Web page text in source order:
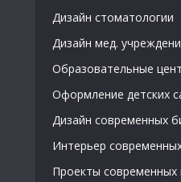
Дизайн стоматологии
Дизайн мед.
Образовательные
Оформление детских
Дизайн современных
Интерьер
Проекты современных